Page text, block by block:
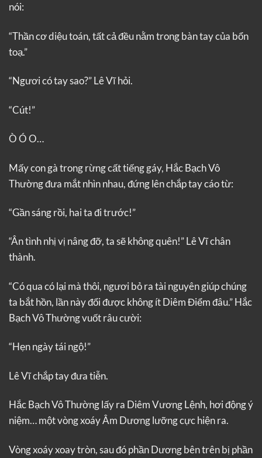
nói:
“Thần cơ diệu toán, tất cả đều nằm trong bàn tay của bổn
toạ.”
“Ngươi có tay sao?” Lê Vĩ hỏi.
“Cút!”
Ò Ó O…
Mấy con gà trong rừng cất tiếng gáy, Hắc Bạch Vô
Thường đưa mắt nhìn nhau, đứng lên chắp tay cáo từ:
“Gần sáng rồi, hai ta đi trước!”
“Ân tình nhị vị nâng đỡ, ta sẽ không quên!” Lê Vĩ chân
thành.
“Có qua có lại mà thôi, ngươi bỏ ra tài nguyên giúp chúng
ta bắt hồn, lần này đổi được không ít Diêm Điểm đâu.” Hắc
Bạch Vô Thường vuốt râu cười:
“Hẹn ngày tái ngộ!”
Lê Vĩ chắp tay đưa tiễn.
Hắc Bạch Vô Thường lấy ra Diêm Vương Lệnh, hơi động ý
niệm… một vòng xoáy Âm Dương lưỡng cực hiện ra.
Vòng xoáy xoay tròn, sau đó phần Dương bên trên bị phần